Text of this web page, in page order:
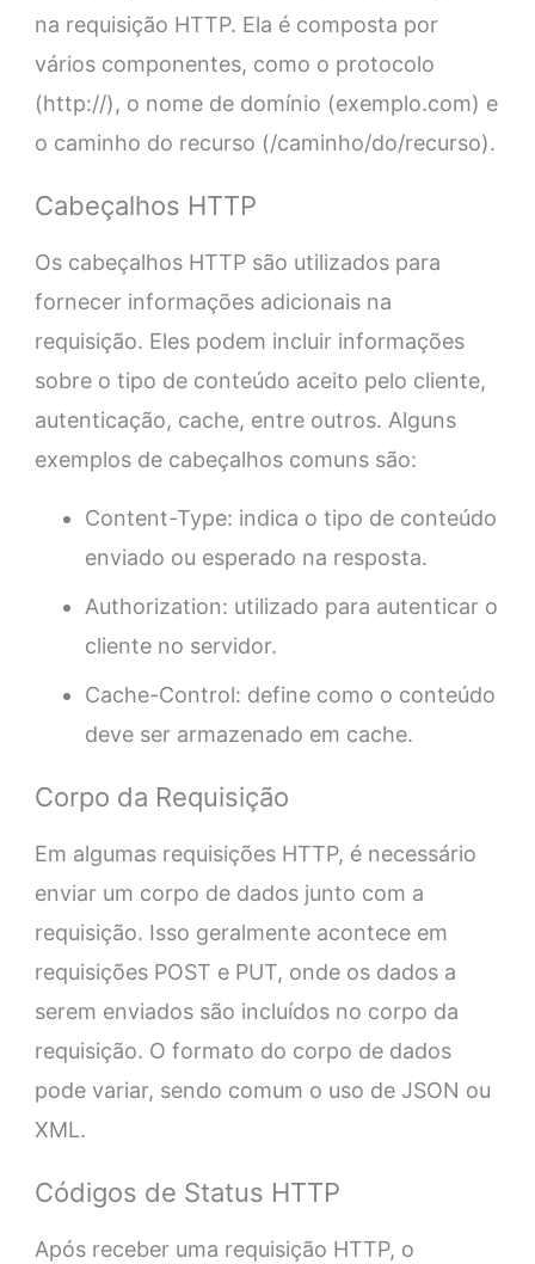
na requisição HTTP. Ela é composta por
vários componentes, como o protocolo
(http://), o nome de domínio (exemplo.com) e
o caminho do recurso (/caminho/do/recurso).
Cabeçalhos HTTP
Os cabeçalhos HTTP são utilizados para
fornecer informações adicionais na
requisição. Eles podem incluir informações
sobre o tipo de conteúdo aceito pelo cliente,
autenticação, cache, entre outros. Alguns
exemplos de cabeçalhos comuns são:
Content-Type: indica o tipo de conteúdo
enviado ou esperado na resposta.
Authorization: utilizado para autenticar o
cliente no servidor.
Cache-Control: define como o conteúdo
deve ser armazenado em cache.
Corpo da Requisição
Em algumas requisições HTTP, é necessário
enviar um corpo de dados junto com a
requisição. Isso geralmente acontece em
requisições POST e PUT, onde os dados a
serem enviados são incluídos no corpo da
requisição. O formato do corpo de dados
pode variar, sendo comum o uso de JSON ou
XML.
Códigos de Status HTTP
Após receber uma requisição HTTP, o